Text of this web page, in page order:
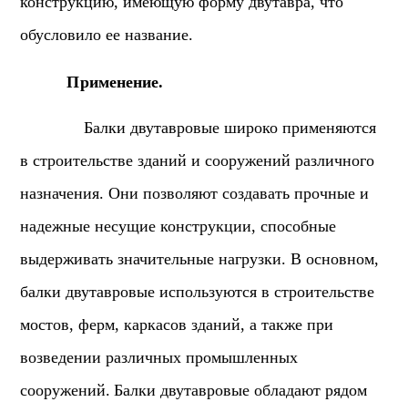
обусловило ее название.
Применение.
Балки двутавровые широко применяются
в строительстве зданий и сооружений различного
назначения. Они позволяют создавать прочные и
надежные несущие конструкции, способные
выдерживать значительные нагрузки. В основном,
балки двутавровые используются в строительстве
мостов, ферм, каркасов зданий, а также при
возведении различных промышленных
сооружений. Балки двутавровые обладают рядом